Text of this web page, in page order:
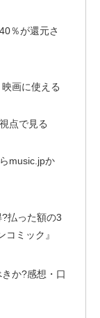
％が還元さ
画に使える
点で見る
music.jpか
?払った額の3
ミック』
か?感想・口